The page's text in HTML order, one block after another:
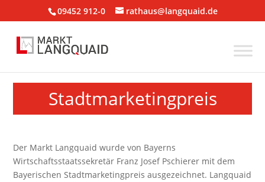
09452 912-0 rathaus@langquaid.de
Stadtmarketingpreis
Der Markt Langquaid wurde von Bayerns
Wirtschaftsstaatssekretär Franz Josef Pschierer mit dem
Bayerischen Stadtmarketingpreis ausgezeichnet. Langquaid